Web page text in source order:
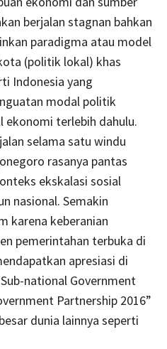
berjalan stagnan bahkan
paradigma atau model
(politik lokal) khas
Indonesia yang
modal politik
terlebih dahulu.
selama satu windu
rasanya pantas
ekskalasi sosial
nasional. Semakin
karena keberanian
pemerintahan terbuka di
apresiasi di
national Government
Partnership 2016”
dunia lainnya seperti